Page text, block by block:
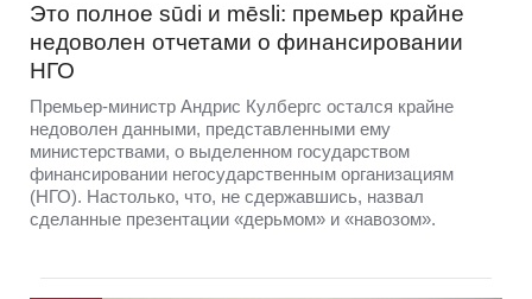
Это полное sūdi и mēsli: премьер крайне
недоволен отчетами о финансировании
НГО
Премьер-министр Андрис Кулбергс остался крайне
недоволен данными, представленными ему
министерствами, о выделенном государством
финансировании негосударственным организациям
(НГО). Настолько, что, не сдержавшись, назвал
сделанные презентации «дерьмом» и «навозом».